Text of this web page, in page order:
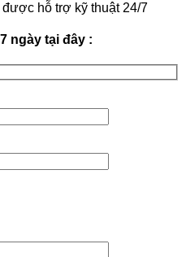
hỗ trợ kỹ thuật 24/7
ngày tại đây :